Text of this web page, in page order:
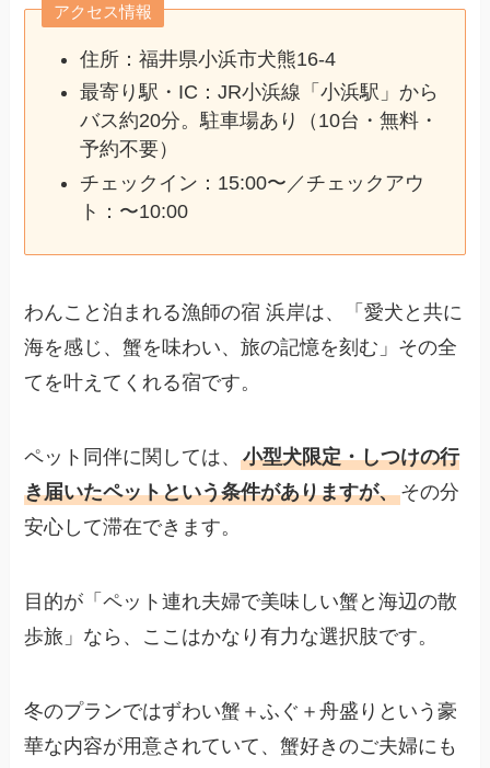
アクセス情報
住所：福井県小浜市犬熊16‑4
最寄り駅・IC：JR小浜線「小浜駅」から
バス約20分。駐車場あり（10台・無料・
予約不要）
チェックイン：15:00〜／チェックアウ
ト：〜10:00
わんこと泊まれる漁師の宿 浜岸は、「愛犬と共に
海を感じ、蟹を味わい、旅の記憶を刻む」その全
てを叶えてくれる宿です。
ペット同伴に関しては、小型犬限定・しつけの行
き届いたペットという条件がありますが、その分
安心して滞在できます。
目的が「ペット連れ夫婦で美味しい蟹と海辺の散
歩旅」なら、ここはかなり有力な選択肢です。
冬のプランではずわい蟹＋ふぐ＋舟盛りという豪
華な内容が用意されていて、蟹好きのご夫婦にも